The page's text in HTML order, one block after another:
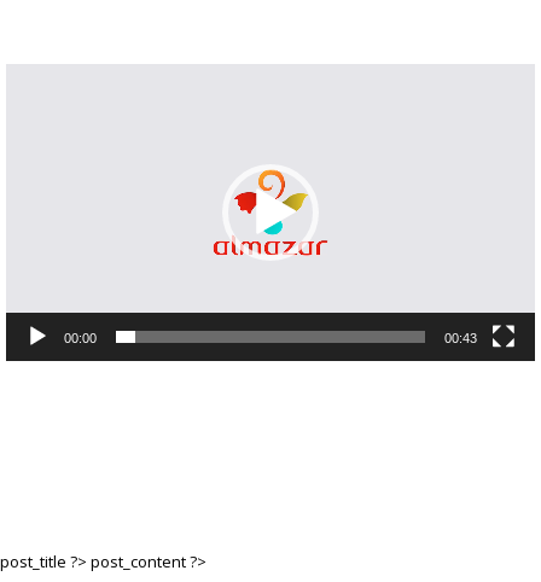
00:00 00:43
post_title ?> post_content ?>